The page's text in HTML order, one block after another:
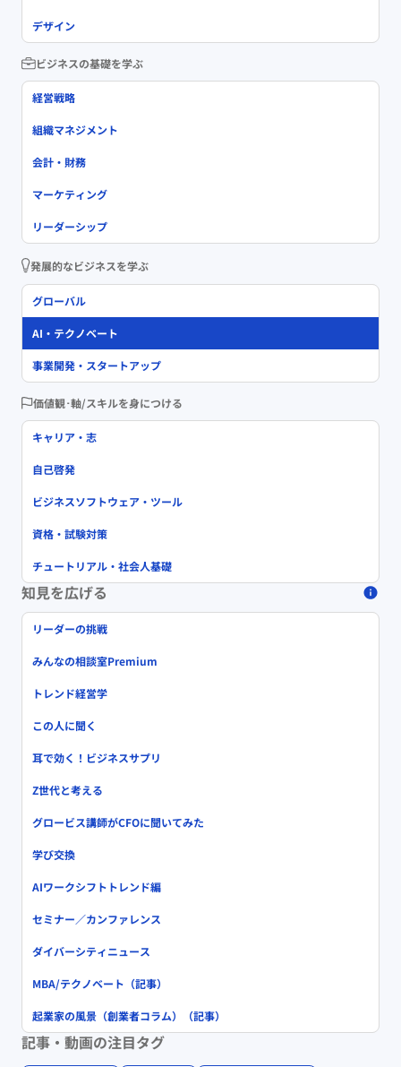
デザイン
ビジネスの基礎を学ぶ
経営戦略
組織マネジメント
会計・財務
マーケティング
リーダーシップ
発展的なビジネスを学ぶ
グローバル
AI・テクノベート
事業開発・スタートアップ
価値観･軸/スキルを身につける
キャリア・志
自己啓発
ビジネスソフトウェア・ツール
資格・試験対策
チュートリアル・社会人基礎
知見を広げる
リーダーの挑戦
みんなの相談室Premium
トレンド経営学
この人に聞く
耳で効く！ビジネスサプリ
Z世代と考える
グロービス講師がCFOに聞いてみた
学び交換
AIワークシフトトレンド編
セミナー／カンファレンス
ダイバーシティニュース
MBA/テクノベート（記事）
起業家の風景（創業者コラム）（記事）
記事・動画の注目タグ